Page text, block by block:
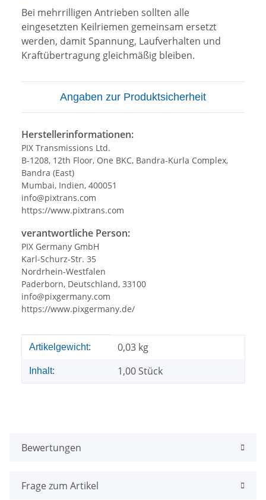
Bei mehrrilligen Antrieben sollten alle
eingesetzten Keilriemen gemeinsam ersetzt
werden, damit Spannung, Laufverhalten und
Kraftübertragung gleichmäßig bleiben.
Angaben zur Produktsicherheit
Herstellerinformationen:
PIX Transmissions Ltd.
B-1208, 12th Floor, One BKC, Bandra-Kurla Complex,
Bandra (East)
Mumbai, Indien, 400051
info@pixtrans.com
https://www.pixtrans.com
verantwortliche Person:
PIX Germany GmbH
Karl-Schurz-Str. 35
Nordrhein-Westfalen
Paderborn, Deutschland, 33100
info@pixgermany.com
https://www.pixgermany.de/
Produkteigenschaft
Wert
Artikelgewicht: 0,03 kg
Inhalt: 1,00 Stück
Bewertungen
Frage zum Artikel